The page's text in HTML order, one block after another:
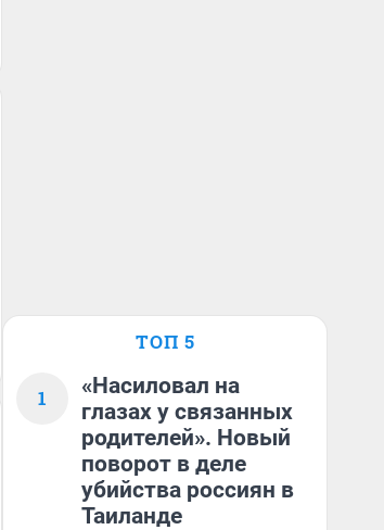
ТОП 5
1
«Насиловал на
глазах у связанных
родителей». Новый
поворот в деле
убийства россиян в
Таиланде